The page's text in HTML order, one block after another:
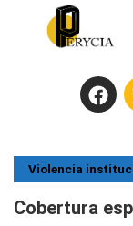
Violencia
Cobertura